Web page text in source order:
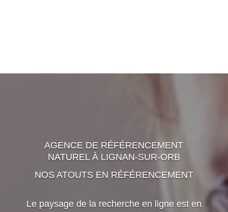
AGENCE DE RÉFÉRENCEMENT
NATUREL À LIGNAN-SUR-ORB
NOS ATOUTS EN RÉFÉRENCEMENT
Le paysage de la recherche en ligne est en